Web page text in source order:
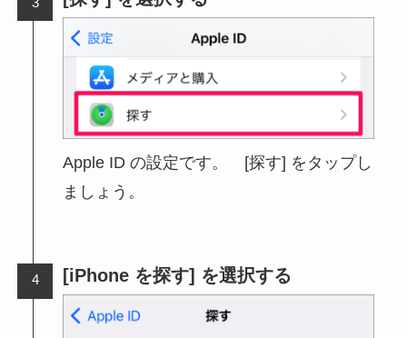
Apple ID の設定です。 [探す] をタップし
ましょう。
[iPhone を探す] を選択する